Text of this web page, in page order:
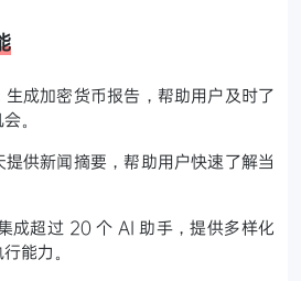
成加密货币报告，帮助用户及时了
。
供新闻摘要，帮助用户快速了解当
成超过 20 个 AI 助手，提供多样化
能力。